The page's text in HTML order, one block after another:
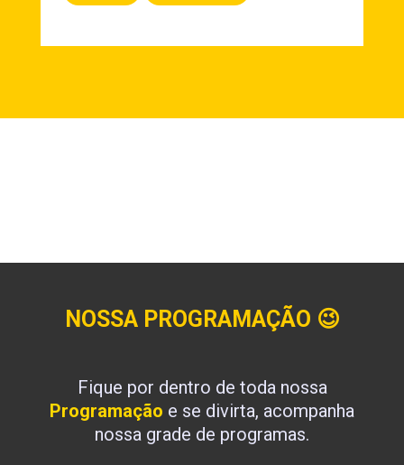
NOSSA PROGRAMAÇÃO 😉
Fique por dentro de toda nossa
Programação e se divirta, acompanha
nossa grade de programas.